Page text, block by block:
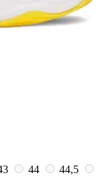
44
44,5